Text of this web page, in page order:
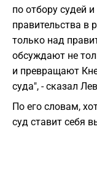
по отбору судей
правительства в
только над
обсуждают не
и превращают
суда", - сказал
По его словам,
суд ставит себя